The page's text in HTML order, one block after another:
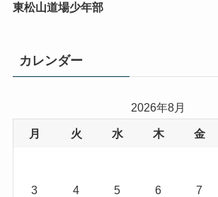
東松山道場少年部
カレンダー
2026年8月
月 火 水 木 金
3 4 5 6 7